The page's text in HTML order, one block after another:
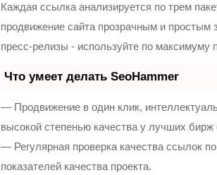
Каждая ссылка анализируется по трем
продвижение сайта прозрачным и
пресс-релизы - используйте по
Что умеет делать SeoHammer
— Продвижение в один клик,
высокой степенью качества у лучших бирж
— Регулярная проверка качества ссылок
показателей качества проекта.